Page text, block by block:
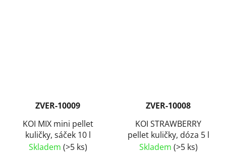
ZVER-10009
KOI MIX mini pellet
kuličky, sáček 10 l
Skladem (>5 ks)
ZVER-10008
KOI STRAWBERRY
pellet kuličky, dóza 5 l
Skladem (>5 ks)